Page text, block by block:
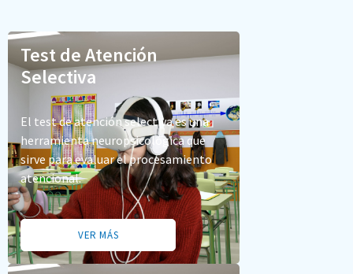
Test de Atención
Selectiva
El test de atención selectiva es una
herramienta neuropsicológica que
sirve para evaluar el procesamiento
atencional.
VER MÁS